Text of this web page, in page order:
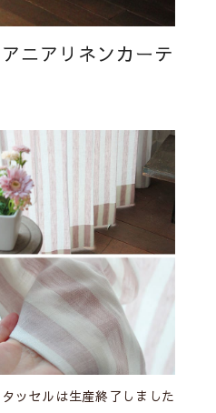
ニアリネンカーテ
ッセルは生産終了しました